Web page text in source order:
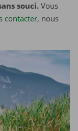
souci. Vous
contacter, nous